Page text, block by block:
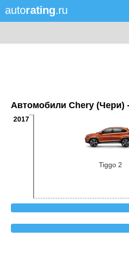
autorating.ru
Автомобили Chery (Чери)
2017
Tiggo 2